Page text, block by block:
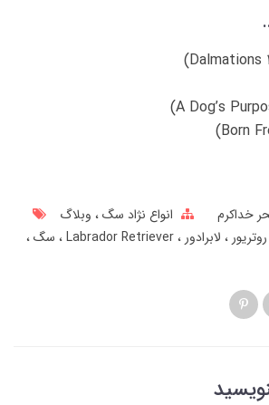
خداکرم انواع نژاد سگ وبلاگ
لابرادور Labrador Retriever سگ